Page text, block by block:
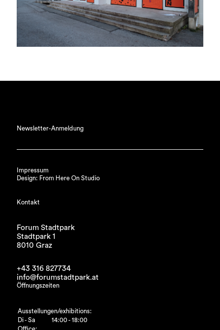
Newsletter-Anmeldung
Impressum
Design: From Here On Studio
Kontakt
Forum Stadtpark
Stadtpark 1
8010 Graz
+43 316 827734
info@forumstadtpark.at
Öffnungszeiten
Ausstellungen/exhibitions:
Di - Sa
14:00 - 18:00
Office: